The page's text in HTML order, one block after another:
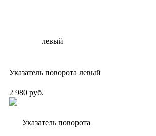
Указатель поворота левый
2 980 руб.